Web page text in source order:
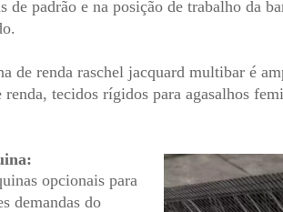
de padrão e na posição de trabalho da
de renda raschel jacquard multibar é
renda, tecidos rígidos para agasalhos
opcionais para
demandas do